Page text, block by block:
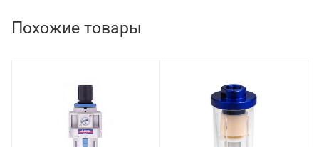
Похожие товары